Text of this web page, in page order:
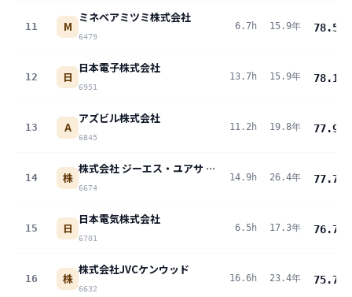
11 M
ミネベアミツミ株式会社
6479
6.7h 15.9年 78.5
12 日
日本電子株式会社
6951
13.7h 15.9年 78.1
13 A
アズビル株式会社
6845
11.2h 19.8年 77.9
14 株
株式会社 ジーエス・ユアサ コーポレーション
6674
14.9h 26.4年 77.7
15 日
日本電気株式会社
6701
6.5h 17.3年 76.7
16 株
株式会社JVCケンウッド
6632
16.6h 23.4年 75.7